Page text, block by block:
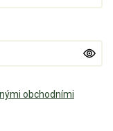
obchodními